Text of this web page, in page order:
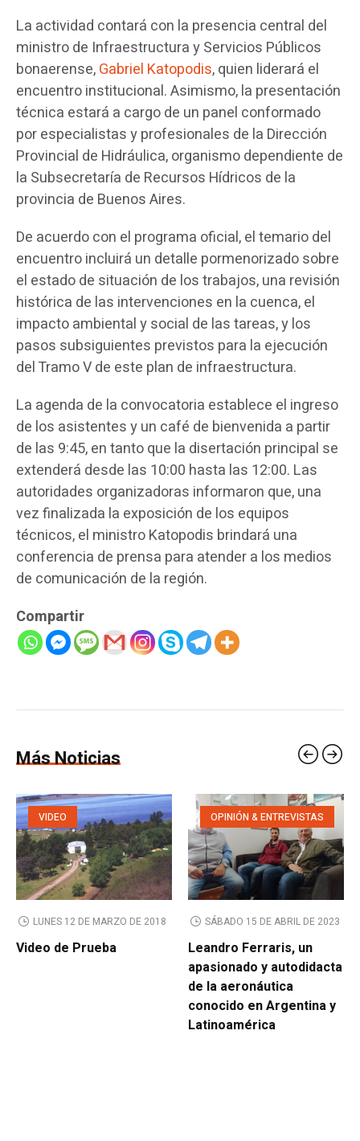
La actividad contará con la presencia central del
ministro de Infraestructura y Servicios Públicos
bonaerense,Gabriel Katopodis, quien liderará el
encuentro institucional. Asimismo, la presentación
técnica estará a cargo de un panel conformado
por especialistas y profesionales de la Dirección
Provincial de Hidráulica, organismo dependiente de
la Subsecretaría de Recursos Hídricos de la
provincia de Buenos Aires.
De acuerdo con el programa oficial, el temario del
encuentro incluirá un detalle pormenorizado sobre
el estado de situación de los trabajos, una revisión
histórica de las intervenciones en la cuenca, el
impacto ambiental y social de las tareas, y los
pasos subsiguientes previstos para la ejecución
del Tramo V de este plan de infraestructura.
La agenda de la convocatoria establece el ingreso
de los asistentes y un café de bienvenida a partir
de las 9:45, en tanto que la disertación principal se
extenderá desde las 10:00 hasta las 12:00. Las
autoridades organizadoras informaron que, una
vez finalizada la exposición de los equipos
técnicos, el ministro Katopodis brindará una
conferencia de prensa para atender a los medios
de comunicación de la región.
Compartir
Más Noticias
VIDEO
LUNES 12 DE MARZO DE 2018
Video de Prueba
OPINIÓN & ENTREVISTAS
SÁBADO 15 DE ABRIL DE 2023
Leandro Ferraris, un
apasionado y autodidacta
de la aeronáutica
conocido en Argentina y
Latinoamérica